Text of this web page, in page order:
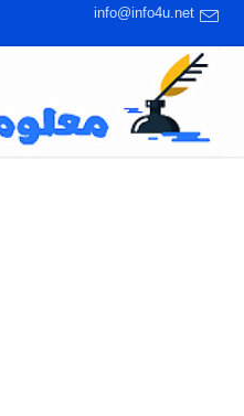
info@info4u.net